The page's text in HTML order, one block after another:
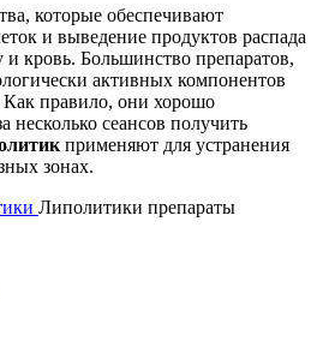
составляла
₽9,500.00.
₽7,900.00.
которые обеспечивают
и выведение продуктов распада
и кровь. Большинство препаратов,
активных компонентов
Как правило, они хорошо
несколько сеансов получить
применяют для устранения
зонах.
Липолитики препараты